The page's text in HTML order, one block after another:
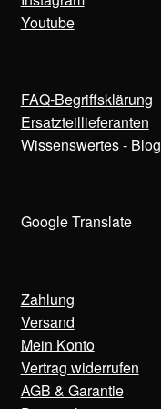
Youtube
FAQ-Begriffsklärung
Ersatzteillieferanten
Wissenswertes - Blog
Google Translate
Zahlung
Versand
Mein Konto
Vertrag widerrufen
AGB & Garantie